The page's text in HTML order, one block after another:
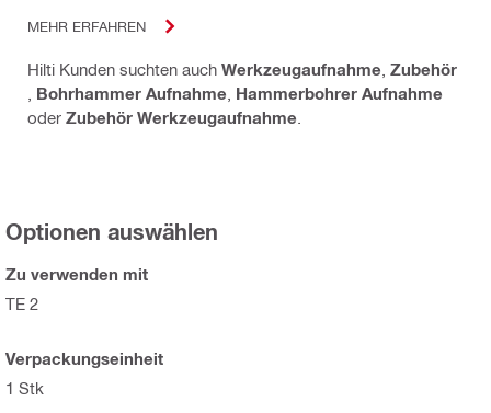
MEHR ERFAHREN
Hilti Kunden suchten auch Werkzeugaufnahme Zubehör
Bohrhammer Aufnahme Hammerbohrer Aufnahme
oder Zubehör Werkzeugaufnahme
Optionen auswählen
Zu verwenden mit
TE 2
Verpackungseinheit
1 Stk